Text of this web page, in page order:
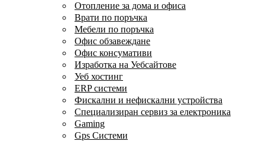
Отопление за дома и офиса
Врати по поръчка
Мебели по поръчка
Офис обзавеждане
Офис консумативи
Изработка на Уебсайтове
Уеб хостинг
ERP системи
Фискални и нефискални устройства
Специализиран сервиз за електроника
Gaming
Gps Системи